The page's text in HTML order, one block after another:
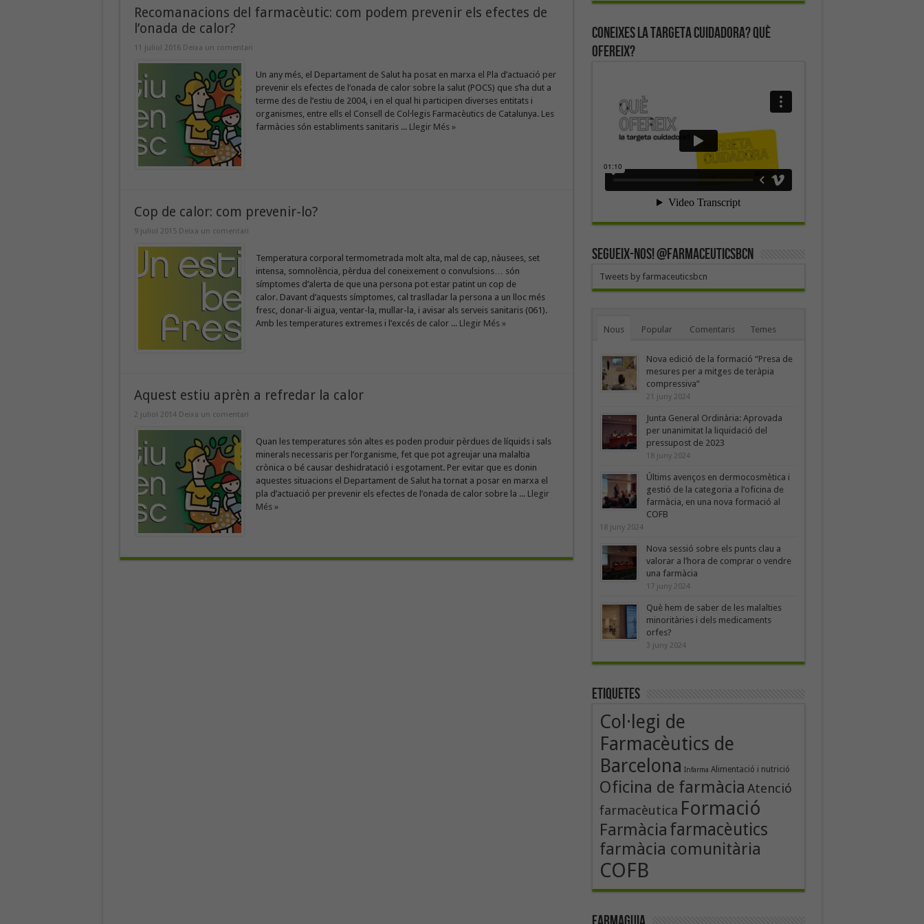
Recomanacions del farmacèutic: com podem prevenir els efectes de
l’onada de calor?
11 juliol 2016 Deixa un comentari
Un any més, el Departament de Salut ha posat en marxa el Pla d’actuació per
prevenir els efectes de l’onada de calor sobre la salut (POCS) que s’ha dut a
terme des de l’estiu de 2004, i en el qual hi participen diverses entitats i
organismes, entre ells el Consell de Col·legis Farmacèutics de Catalunya. Les
farmàcies són establiments sanitaris ... Llegir Més »
Cop de calor: com prevenir-lo?
9 juliol 2015 Deixa un comentari
Temperatura corporal termometrada molt alta, mal de cap, nàusees, set
intensa, somnolència, pèrdua del coneixement o convulsions… són
símptomes d’alerta de que una persona pot estar patint un cop de
calor. Davant d’aquests símptomes, cal traslladar la persona a un lloc més
fresc, donar-li aigua, ventar-la, mullar-la, i avisar als serveis sanitaris (061).
Amb les temperatures extremes i l’excés de calor ... Llegir Més »
Aquest estiu aprèn a refredar la calor
2 juliol 2014 Deixa un comentari
Quan les temperatures són altes es poden produir pèrdues de líquids i sals
minerals necessaris per l’organisme, fet que pot agreujar una malaltia
crònica o bé causar deshidratació i esgotament. Per evitar que es donin
aquestes situacions el Departament de Salut ha tornat a posar en marxa el
pla d’actuació per prevenir els efectes de l’onada de calor sobre la ... Llegir
Més »
Coneixes la targeta cuidadora? Què
ofereix?
SEGUEIX-NOS! @farmaceuticsbcn
Tweets by farmaceuticsbcn
Nous Popular Comentaris Temes
Nova edició de la formació “Presa de
mesures per a mitges de teràpia
compressiva”
21 juny 2024
Junta General Ordinària: Aprovada
per unanimitat la liquidació del
pressupost de 2023
18 juny 2024
Últims avenços en dermocosmètica i
gestió de la categoria a l’oficina de
farmàcia, en una nova formació al
COFB
18 juny 2024
Nova sessió sobre els punts clau a
valorar a l’hora de comprar o vendre
una farmàcia
17 juny 2024
Què hem de saber de les malalties
minoritàries i dels medicaments
orfes?
3 juny 2024
Etiquetes
Col·legi de
Farmacèutics de
Barcelona Infarma Alimentació i nutrició
Oficina de farmàcia Atenció
farmacèutica Formació
Farmàcia farmacèutics
farmàcia comunitària
COFB